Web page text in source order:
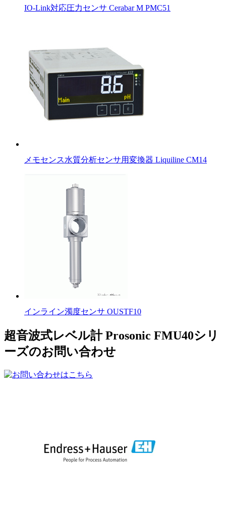
IO-Link対応圧力センサ Cerabar M PMC51
メモセンス水質分析センサ用変換器 Liquiline CM14
インライン濁度センサ OUSTF10
超音波式レベル計 Prosonic FMU40シリ
ーズのお問い合わせ